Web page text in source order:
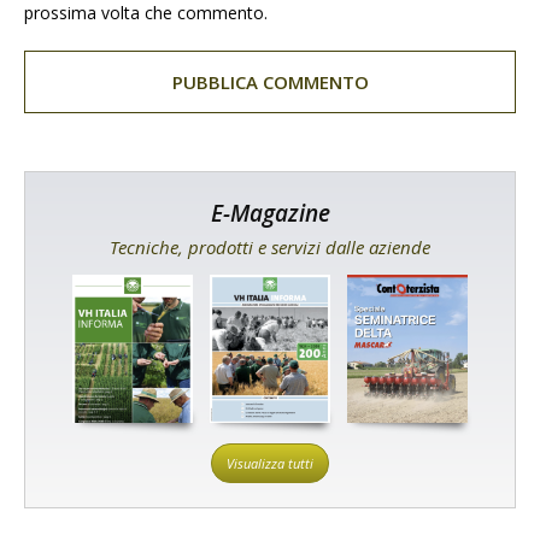
prossima volta che commento.
E-Magazine
Tecniche, prodotti e servizi dalle aziende
Visualizza tutti